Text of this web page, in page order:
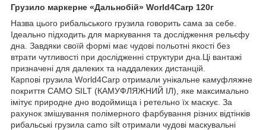
Грузило маркерне «Дальнобій» World4Carp 120г
Назва цього рибальського грузила говорить сама за себе.
Ідеально підходить для маркування та дослідження рельєфу
дна. Завдяки своїй формі має чудові польотні якості без
втрати чутливості при дослідженні структури дна.Ці вантажі
призначені для далеких та наддалеких дистанцій.
Карпові грузила World4Carp отримали унікальне камуфляжне
покриття CAMO SILT (КАМУФЛЯЖНИЙ ІЛ), яке максимально
імітує природне дно водоймища і ретельно їх маскує. За
рахунок змішування полімерного фарбування різних відтінків
рибальські грузила camo silt отримали чудові маскувальні